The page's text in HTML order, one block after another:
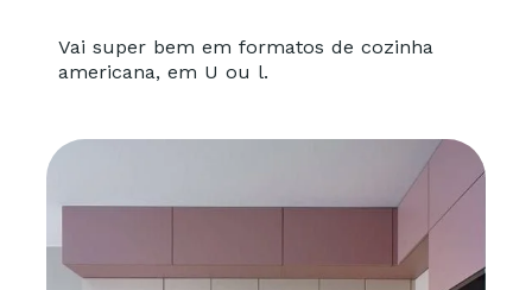
Vai super bem em formatos de cozinha
americana, em U ou l.